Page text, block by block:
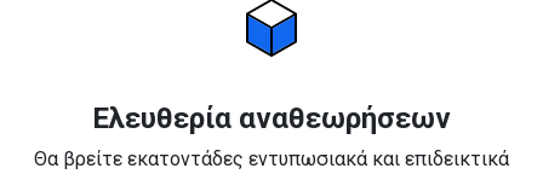
Ελευθερία αναθεωρήσεων
Θα βρείτε εκατοντάδες εντυπωσιακά και επιδεικτικά